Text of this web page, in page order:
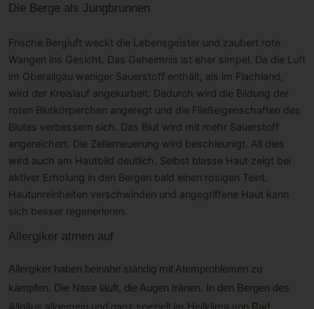
Die Berge als Jungbrunnen
Frische Bergluft weckt die Lebensgeister und zaubert rote
Wangen ins Gesicht. Das Geheimnis ist eher simpel. Da die Luft
im Oberallgäu weniger Sauerstoff enthält, als im Flachland,
wird der Kreislauf angekurbelt. Dadurch wird die Bildung der
roten Blutkörperchen angeregt und die Fließeigenschaften des
Blutes verbessern sich. Das Blut wird mit mehr Sauerstoff
angereichert. Die Zellerneuerung wird beschleunigt. All dies
wird auch am Hautbild deutlich. Selbst blasse Haut zeigt bei
aktiver Erholung in den Bergen bald einen rosigen Teint.
Hautunreinheiten verschwinden und angegriffene Haut kann
sich besser regenerieren.
Allergiker atmen auf
Allergiker haben beinahe ständig mit Atemproblemen zu
kämpfen. Die Nase läuft, die Augen tränen. In den Bergen des
Allgäus allgemein und ganz speziell im Heilklima von Bad